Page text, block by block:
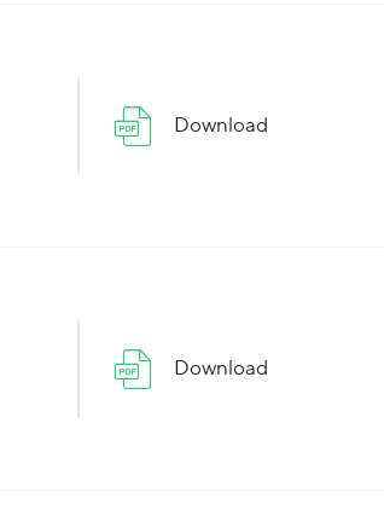
Download
Download